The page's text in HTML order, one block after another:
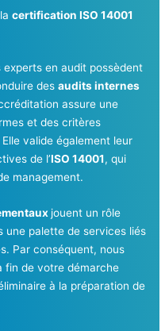
lacertification ISO 14001
experts en audit possèdent
desaudits internes
assure une
et des critères
Elle valide également leur
de l’ISO 14001, qui
management.
jouent un rôle
une palette de services liés
Par conséquent, nous
fin de votre démarche
à la préparation de